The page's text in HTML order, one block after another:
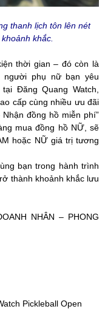
thanh lịch tôn lên nét
khắc.
thời gian – đó còn là
người phụ nữ bạn yêu
Đăng Quang Watch,
cấp cùng nhiều ưu đãi
đồng hồ miễn phí”
mua đồng hồ NỮ, sẽ
hoặc NỮ giá trị tương
bạn trong hành trình
thành khoảnh khắc lưu
NHÂN – PHONG
Pickleball Open